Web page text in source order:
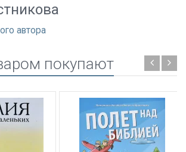
автора
покупают